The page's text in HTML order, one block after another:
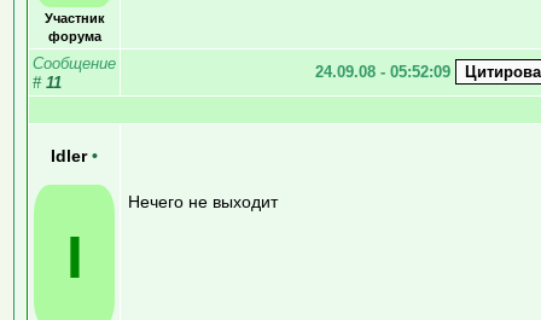
Участник
форума
Сообщение
# 11
24.09.08 - 05:52:09
Idler •
I
Нечего не выходит